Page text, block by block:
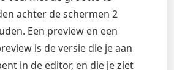
achter de schermen 2
Een preview en een
is de versie die je aan
in de editor, en die je ziet